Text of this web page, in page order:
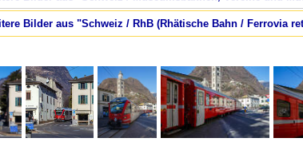
Bilder aus "Schweiz / RhB (Rhätische Bahn / Ferrovia